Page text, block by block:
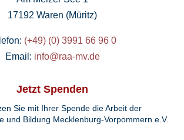
17192 Waren (Müritz)
(+49) (0) 3991 66 96 0
Email: info@raa-mv.de
Jetzt Spenden
Sie mit Ihrer Spende die Arbeit der
und Bildung Mecklenburg-Vorpommern e.V.